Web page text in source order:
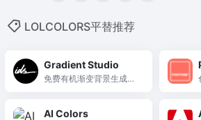
LOLCOLORS平替推荐
Gradient Studio
免费有机渐变背景生成
AI Colors